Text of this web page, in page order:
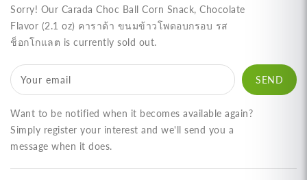
Chocolate
Flavor
(2.1
คา
า
ขนม
ข้าวโพด
อบ
Chocolate
Flavor
(2.1
คา
า
ขนม
ข้าวโพด
อบ
Sorry! Our Carada Choc Ball Corn Snack, Chocolate
Flavor (2.1 oz) คาราด้า ขนมข้าวโพดอบกรอบ รส
ช็อกโกแลต is currently sold out.
Your email
Want to be notified when it becomes available again?
Simply register your interest and we'll send you a
message when it does.